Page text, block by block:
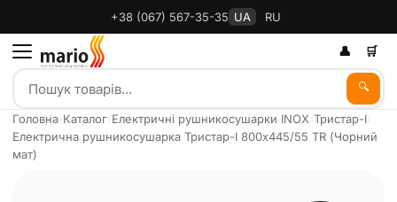
+38 (067) 567-35-35 UA RU
🔍
👤 🛒
Головна Каталог Електричні рушникосушарки INOX Тристар-І
Електрична рушникосушарка Тристар-І 800х445/55 TR (Чорний
мат)